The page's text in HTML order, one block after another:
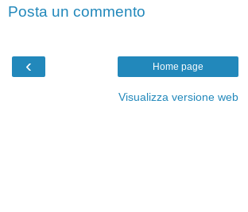
Posta un commento
‹ Home page
Visualizza versione web